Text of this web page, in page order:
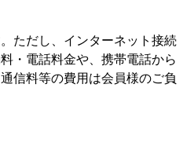
ただし、インターネット接続
・電話料金や、携帯電話から
信料等の費用は会員様のご負